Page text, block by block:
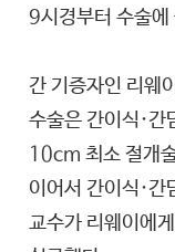
9시경부터 수술에
간 기증자인 리웨
수술은 간이식·간
10cm 최소 절개
이어서 간이식·간
교수가 리웨이에